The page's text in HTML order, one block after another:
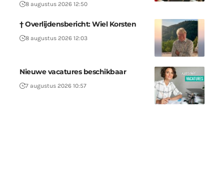
8 augustus 2026 12:50
† Overlijdensbericht: Wiel Korsten
8 augustus 2026 12:03
Nieuwe vacatures beschikbaar
7 augustus 2026 10:57